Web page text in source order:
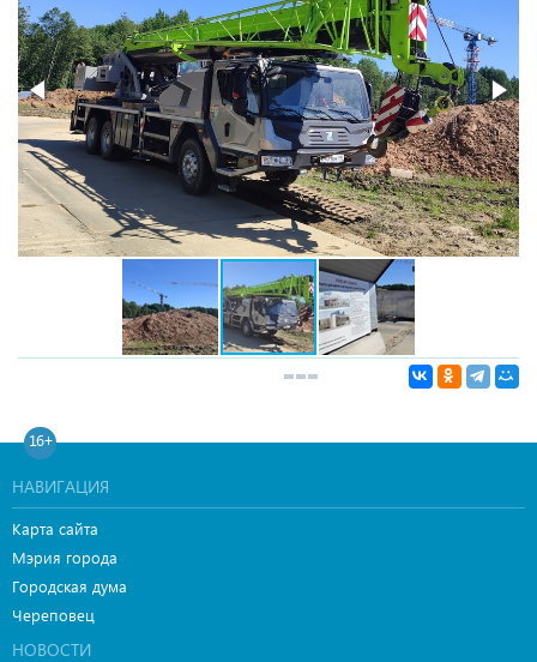
16+
НАВИГАЦИЯ
Карта сайта
Мэрия города
Городская дума
Череповец
НОВОСТИ